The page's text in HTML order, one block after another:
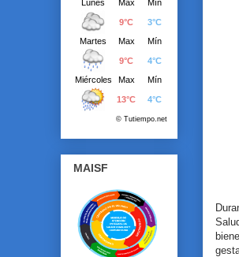
MAISF